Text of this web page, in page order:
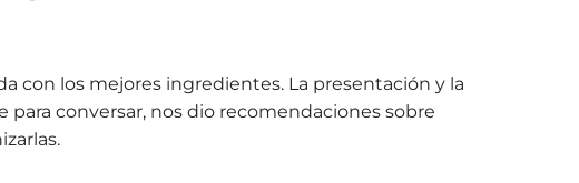
con los mejores ingredientes. La presentación y la
conversar, nos dio recomendaciones sobre